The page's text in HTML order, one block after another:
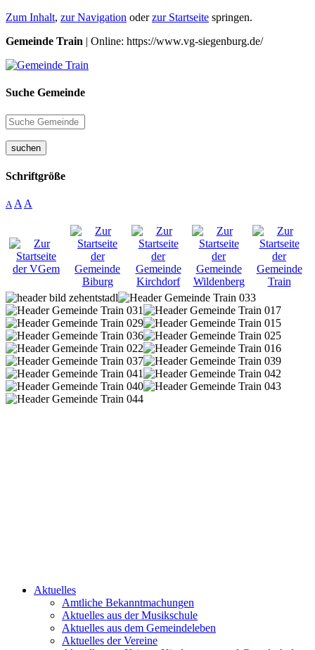
Zum Inhalt, zur Navigation oderzur Startseite springen.
Gemeinde Train | Online: https://www.vg-siegenburg.de/
Suche Gemeinde
suchen
Schriftgröße
A A A
Aktuelles
Amtliche Bekanntmachungen
Aktuelles aus der Musikschule
Aktuelles aus dem Gemeindeleben
Aktuelles der Vereine